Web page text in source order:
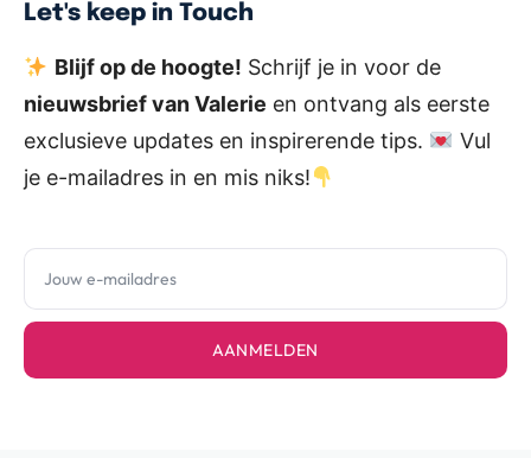
Let's keep in Touch
Blijf op de hoogte! Schrijf je in voor de
nieuwsbrief van Valerie en ontvang als eerste
exclusieve updates en inspirerende tips.
Vul
je e-mailadres in en mis niks!
AANMELDEN